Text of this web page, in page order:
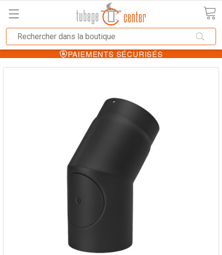
LES MEILLEURS PRIX